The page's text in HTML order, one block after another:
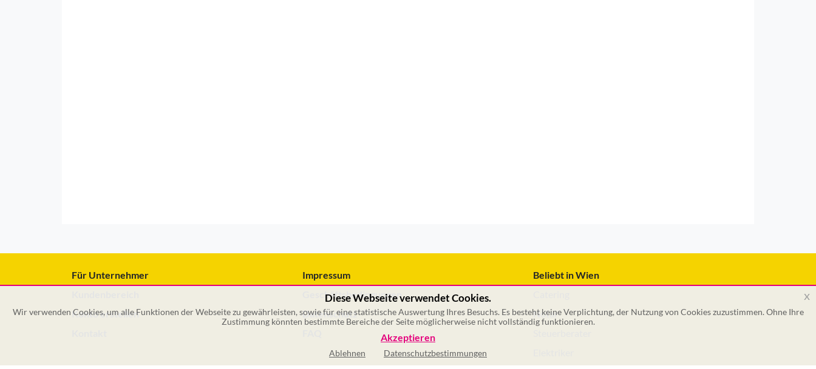
Für Unternehmer
Konto erstellen
Impressum
Geschäftsbedingungen
Datenschutz
Beliebt in Wien
Notar
Diese Webseite verwendet Cookies.
Wir verwenden Cookies, um alle Funktionen der Webseite zu gewährleisten, sowie für eine statistische Auswertung Ihres Besuchs. Es besteht keine Verplichtung, der Nutzung von Cookies zuzustimmen. Ohne Ihre
Zustimmung könnten bestimmte Bereiche der Seite möglicherweise nicht vollständig funktionieren.
Akzeptieren
Ablehnen Datenschutzbestimmungen
x